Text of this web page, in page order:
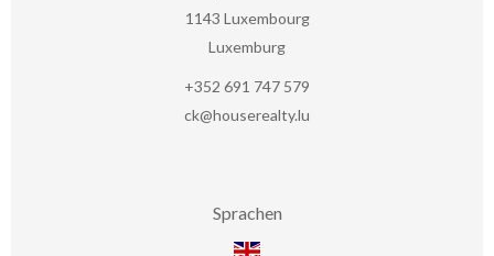
1143 Luxembourg
Luxemburg
+352 691 747 579
ck@houserealty.lu
Sprachen